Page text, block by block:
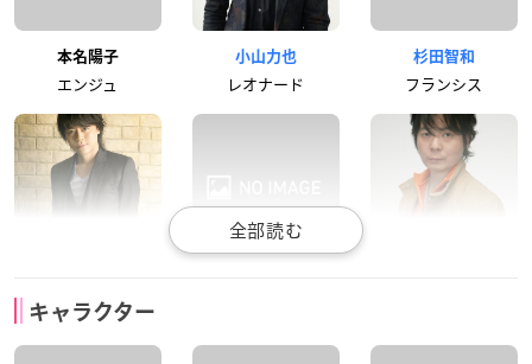
本名陽子
エンジュ
小山力也
レオナード
杉田智和
フランシス
ユーイ
キャラクター